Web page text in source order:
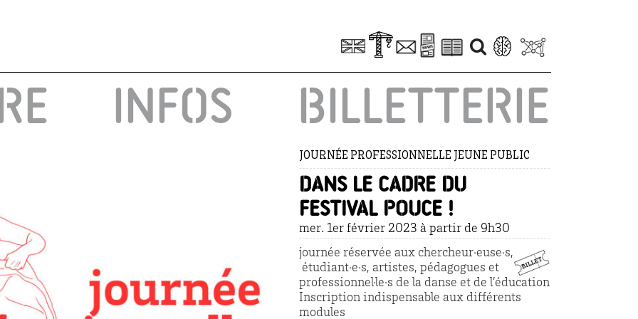
INFOS BILLETTERIE
JOURNÉE PROFESSIONNELLE JEUNE PUBLIC
dans le cadre du
festival POUCE !
mer. 1er février 2023 à partir de 9h30
journée réservée aux chercheur·euse·s,
étudiant·e·s, artistes, pédagogues et
professionnel·le·s de la danse et de l’éducation
Inscription indispensable aux différents
modules